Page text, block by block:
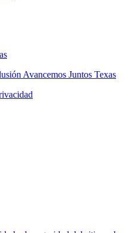
Avancemos Juntos Texas